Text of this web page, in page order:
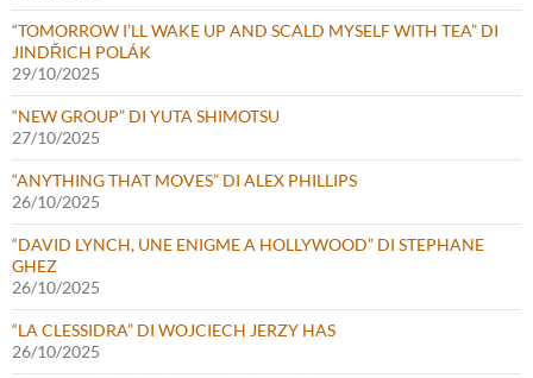
“TOMORROW I’LL WAKE UP AND SCALD MYSELF WITH TEA” DI
JINDŘICH POLÁK
29/10/2025
“NEW GROUP” DI YUTA SHIMOTSU
27/10/2025
“ANYTHING THAT MOVES” DI ALEX PHILLIPS
26/10/2025
“DAVID LYNCH, UNE ENIGME A HOLLYWOOD” DI STEPHANE
GHEZ
26/10/2025
“LA CLESSIDRA” DI WOJCIECH JERZY HAS
26/10/2025